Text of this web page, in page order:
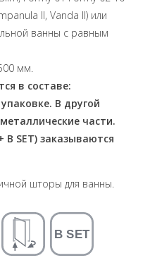
II, Vanda II) или
ванны с равным
1500 мм.
в составе:
В другой
части.
B SET) заказываются
шторы для ванны.